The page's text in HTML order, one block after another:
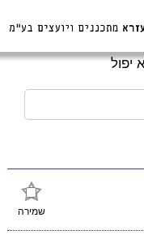
יפול
שמירה